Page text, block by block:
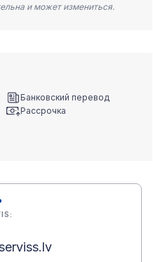
и может измениться.
Банковский перевод
Рассрочка